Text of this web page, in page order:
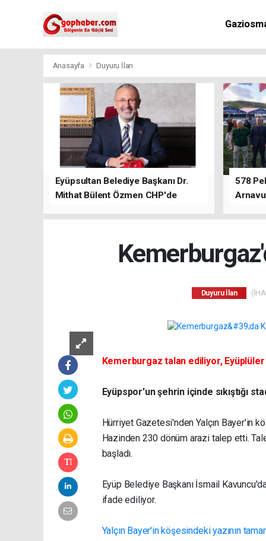
Anasayfa Duyuru İlan
Eyüpsultan Belediye Başkanı Dr.
Mithat Bülent Özmen CHP'de
578
Duyuru İlan
Kemerburgaz talan ediliyor,
Eyüpspor'un şehrin içinde sıkıştığı
Hürriyet Gazetesi'nden Yalçın Bayer'in
Hazinden 230 dönüm arazi talep etti.
başladı.
Eyüp Belediye Başkanı İsmail
ifade ediliyor.
Yalçın Bayer'in köşesindeki yazının